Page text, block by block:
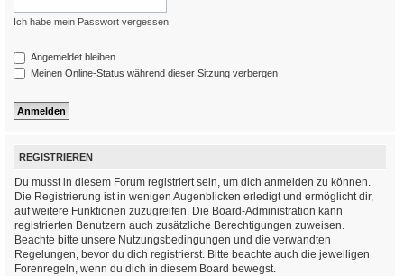
Ich habe mein Passwort vergessen
Angemeldet bleiben
Meinen Online-Status während dieser Sitzung verbergen
REGISTRIEREN
Du musst in diesem Forum registriert sein, um dich anmelden zu können.
Die Registrierung ist in wenigen Augenblicken erledigt und ermöglicht dir,
auf weitere Funktionen zuzugreifen. Die Board-Administration kann
registrierten Benutzern auch zusätzliche Berechtigungen zuweisen.
Beachte bitte unsere Nutzungsbedingungen und die verwandten
Regelungen, bevor du dich registrierst. Bitte beachte auch die jeweiligen
Forenregeln, wenn du dich in diesem Board bewegst.